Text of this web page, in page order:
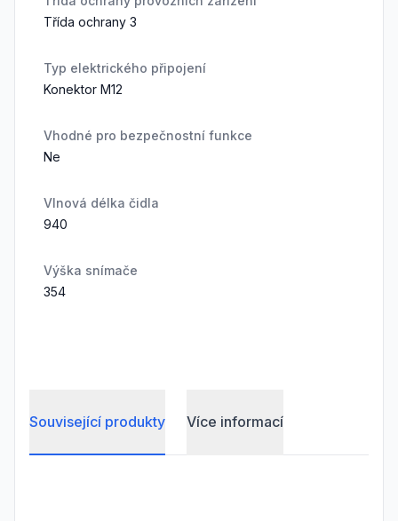
Třída ochrany 3
Typ elektrického připojení
Konektor M12
Vhodné pro bezpečnostní funkce
Ne
Vlnová délka čidla
940
Výška snímače
354
Související produkty Více informací